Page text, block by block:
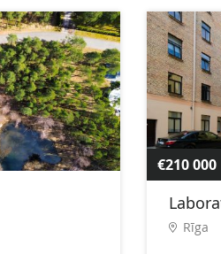
€210 000
Rīga